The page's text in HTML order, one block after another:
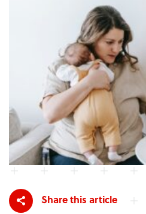
Share this article